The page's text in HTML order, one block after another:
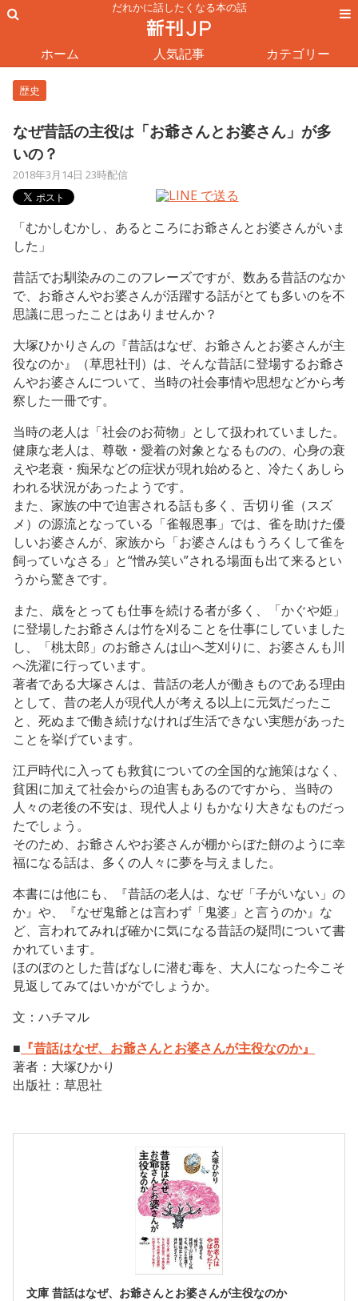
だれかに話したくなる本の話
ホーム 人気記事 カテゴリー
歴史
なぜ昔話の主役は「お爺さんとお婆さん」が多
いの？
2018年3月14日 23時配信
「むかしむかし、あるところにお爺さんとお婆さんがいま
した」
昔話でお馴染みのこのフレーズですが、数ある昔話のなか
で、お爺さんやお婆さんが活躍する話がとても多いのを不
思議に思ったことはありませんか？
大塚ひかりさんの『昔話はなぜ、お爺さんとお婆さんが主
役なのか』（草思社刊）は、そんな昔話に登場するお爺さ
んやお婆さんについて、当時の社会事情や思想などから考
察した一冊です。
当時の老人は「社会のお荷物」として扱われていました。
健康な老人は、尊敬・愛着の対象となるものの、心身の衰
えや老衰・痴呆などの症状が現れ始めると、冷たくあしら
われる状況があったようです。
また、家族の中で迫害される話も多く、舌切り雀（スズ
メ）の源流となっている「雀報恩事」では、雀を助けた優
しいお婆さんが、家族から「お婆さんはもうろくして雀を
飼っていなさる」と“憎み笑い”される場面も出て来るとい
うから驚きです。
また、歳をとっても仕事を続ける者が多く、「かぐや姫」
に登場したお爺さんは竹を刈ることを仕事にしていました
し、「桃太郎」のお爺さんは山へ芝刈りに、お婆さんも川
へ洗濯に行っています。
著者である大塚さんは、昔話の老人が働きものである理由
として、昔の老人が現代人が考える以上に元気だったこ
と、死ぬまで働き続けなければ生活できない実態があった
ことを挙げています。
江戸時代に入っても救貧についての全国的な施策はなく、
貧困に加えて社会からの迫害もあるのですから、当時の
人々の老後の不安は、現代人よりもかなり大きなものだっ
たでしょう。
そのため、お爺さんやお婆さんが棚からぼた餅のように幸
福になる話は、多くの人々に夢を与えました。
本書には他にも、『昔話の老人は、なぜ「子がいない」の
か』や、『なぜ鬼爺とは言わず「鬼婆」と言うのか』な
ど、言われてみれば確かに気になる昔話の疑問について書
かれています。
ほのぼのとした昔ばなしに潜む毒を、大人になった今こそ
見返してみてはいかがでしょうか。
文：ハチマル
■ 『昔話はなぜ、お爺さんとお婆さんが主役なのか』
著者：大塚ひかり
出版社：草思社
文庫 昔話はなぜ、お爺さんとお婆さんが主役なのか